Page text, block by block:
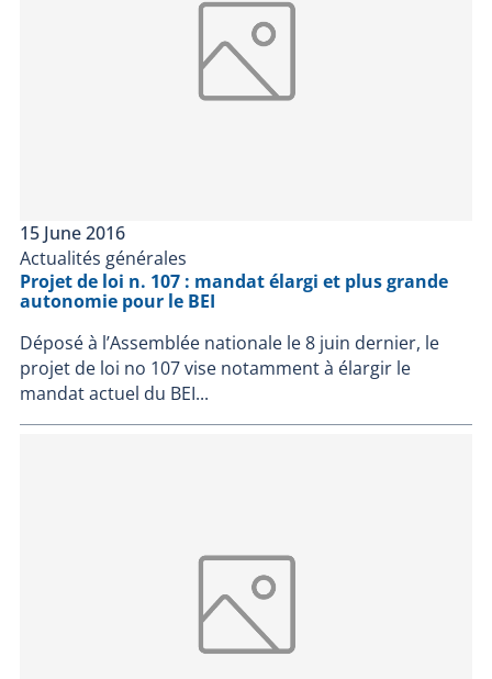
15 June 2016
Actualités générales
Projet de loi n. 107 : mandat élargi et plus grande
autonomie pour le BEI
Déposé à l’Assemblée nationale le 8 juin dernier, le
projet de loi no 107 vise notamment à élargir le
mandat actuel du BEI...